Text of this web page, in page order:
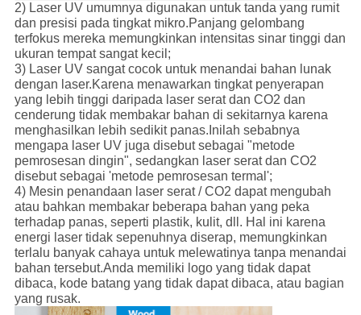
2) Laser UV umumnya digunakan untuk tanda yang rumit
dan presisi pada tingkat mikro.Panjang gelombang
terfokus mereka memungkinkan intensitas sinar tinggi dan
ukuran tempat sangat kecil;
3) Laser UV sangat cocok untuk menandai bahan lunak
dengan laser.Karena menawarkan tingkat penyerapan
yang lebih tinggi daripada laser serat dan CO2 dan
cenderung tidak membakar bahan di sekitarnya karena
menghasilkan lebih sedikit panas.Inilah sebabnya
mengapa laser UV juga disebut sebagai "metode
pemrosesan dingin", sedangkan laser serat dan CO2
disebut sebagai 'metode pemrosesan termal';
4) Mesin penandaan laser serat / CO2 dapat mengubah
atau bahkan membakar beberapa bahan yang peka
terhadap panas, seperti plastik, kulit, dll. Hal ini karena
energi laser tidak sepenuhnya diserap, memungkinkan
terlalu banyak cahaya untuk melewatinya tanpa menandai
bahan tersebut.Anda memiliki logo yang tidak dapat
dibaca, kode batang yang tidak dapat dibaca, atau bagian
yang rusak.